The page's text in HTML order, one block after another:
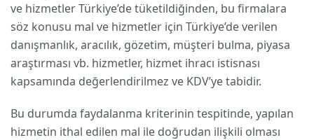
ve hizmetler Türkiye’de tüketildiğinden, bu firmalara
söz konusu mal ve hizmetler için Türkiye’de verilen
danışmanlık, aracılık, gözetim, müşteri bulma, piyasa
araştırması vb. hizmetler, hizmet ihracı istisnası
kapsamında değerlendirilmez ve KDV’ye tabidir.
Bu durumda faydalanma kriterinin tespitinde, yapılan
hizmetin ithal edilen mal ile doğrudan ilişkili olması